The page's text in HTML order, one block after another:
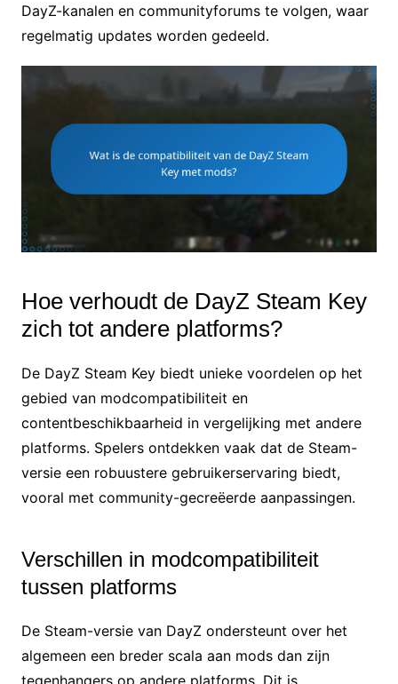
DayZ-kanalen en communityforums te volgen, waar
regelmatig updates worden gedeeld.
Hoe verhoudt de DayZ Steam Key
zich tot andere platforms?
De DayZ Steam Key biedt unieke voordelen op het
gebied van modcompatibiliteit en
contentbeschikbaarheid in vergelijking met andere
platforms. Spelers ontdekken vaak dat de Steam-
versie een robuustere gebruikerservaring biedt,
vooral met community-gecreëerde aanpassingen.
Verschillen in modcompatibiliteit
tussen platforms
De Steam-versie van DayZ ondersteunt over het
algemeen een breder scala aan mods dan zijn